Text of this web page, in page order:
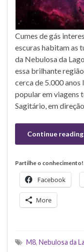
Cumes de gás
escuras habitam as
da Nebulosa da
essa brilhante
cerca de 5.000 anos
popular em viagens
Sagitário, em
Continue reading
Partilhe o conhecimento!
Facebook
More
M8, Nebulosa da